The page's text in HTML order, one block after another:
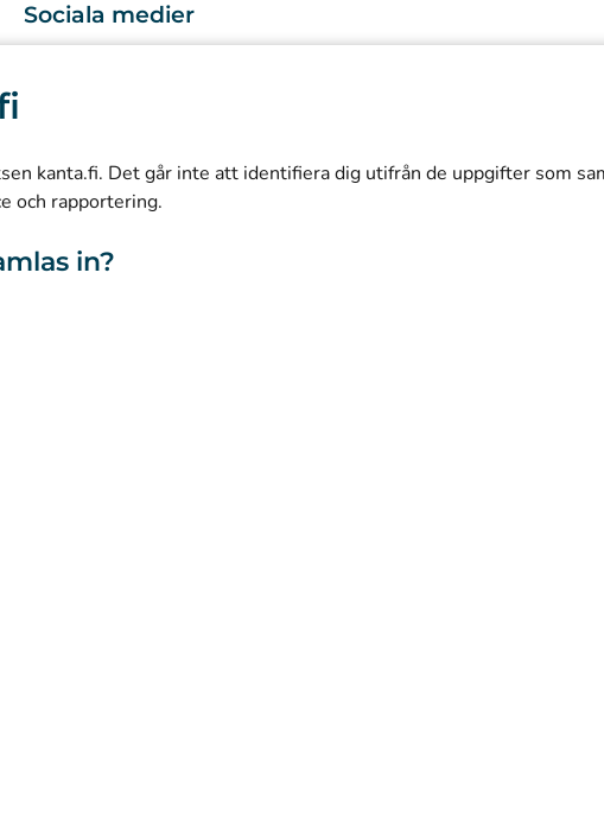
kanta.fi. Det går inte att identifiera dig utifrån de uppgifter som
och rapportering.
in?
Sociala medier